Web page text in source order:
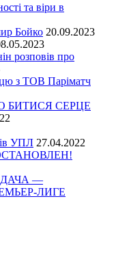
та віри в
Бойко 20.09.2023
розповів про
з ТОВ Паріматч
БИТИСЯ СЕРЦЕ
УПЛ 27.04.2022
—
ЛИГЕ